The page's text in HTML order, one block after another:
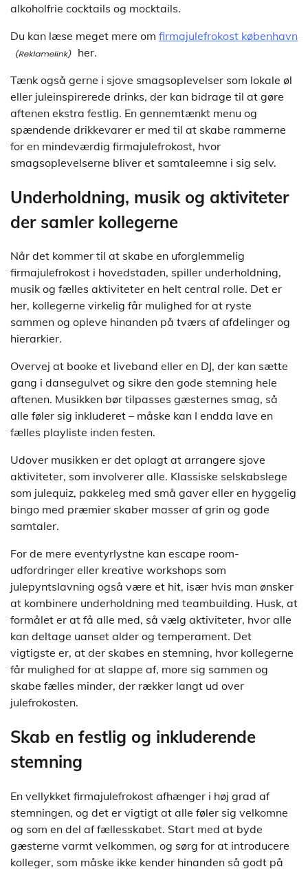
alkoholfrie cocktails og mocktails.
Du kan læse meget mere om firmajulefrokost københavn
her.
Tænk også gerne i sjove smagsoplevelser som lokale øl
eller juleinspirerede drinks, der kan bidrage til at gøre
aftenen ekstra festlig. En gennemtænkt menu og
spændende drikkevarer er med til at skabe rammerne
for en mindeværdig firmajulefrokost, hvor
smagsoplevelserne bliver et samtaleemne i sig selv.
Underholdning, musik og aktiviteter
der samler kollegerne
Når det kommer til at skabe en uforglemmelig
firmajulefrokost i hovedstaden, spiller underholdning,
musik og fælles aktiviteter en helt central rolle. Det er
her, kollegerne virkelig får mulighed for at ryste
sammen og opleve hinanden på tværs af afdelinger og
hierarkier.
Overvej at booke et liveband eller en DJ, der kan sætte
gang i dansegulvet og sikre den gode stemning hele
aftenen. Musikken bør tilpasses gæsternes smag, så
alle føler sig inkluderet – måske kan I endda lave en
fælles playliste inden festen.
Udover musikken er det oplagt at arrangere sjove
aktiviteter, som involverer alle. Klassiske selskabslege
som julequiz, pakkeleg med små gaver eller en hyggelig
bingo med præmier skaber masser af grin og gode
samtaler.
For de mere eventyrlystne kan escape room-
udfordringer eller kreative workshops som
julepyntslavning også være et hit, især hvis man ønsker
at kombinere underholdning med teambuilding. Husk, at
formålet er at få alle med, så vælg aktiviteter, hvor alle
kan deltage uanset alder og temperament. Det
vigtigste er, at der skabes en stemning, hvor kollegerne
får mulighed for at slappe af, more sig sammen og
skabe fælles minder, der rækker langt ud over
julefrokosten.
Skab en festlig og inkluderende
stemning
En vellykket firmajulefrokost afhænger i høj grad af
stemningen, og det er vigtigt at alle føler sig velkomne
og som en del af fællesskabet. Start med at byde
gæsterne varmt velkommen, og sørg for at introducere
kolleger, som måske ikke kender hinanden så godt på